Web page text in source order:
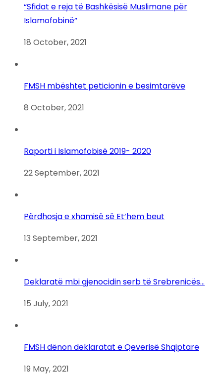
“Sfidat e reja të Bashkësisë Muslimane për
Islamofobinë”
18 October, 2021
FMSH mbështet peticionin e besimtarëve
8 October, 2021
Raporti i Islamofobisë 2019- 2020
22 September, 2021
Përdhosja e xhamisë së Et’hem beut
13 September, 2021
Deklaratë mbi gjenocidin serb të Srebrenicës…
15 July, 2021
FMSH dënon deklaratat e Qeverisë Shqiptare
19 May, 2021